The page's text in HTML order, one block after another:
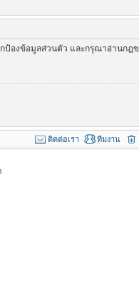
ป้องข้อมูลส่วนตัว และกรุณาอ่านกฎ
ทีมงาน
ติดต่อเรา